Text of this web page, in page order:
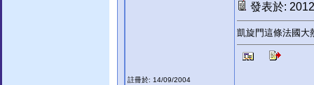
註冊於: 14/09/2004
發表於:
凱旋門這條法國大